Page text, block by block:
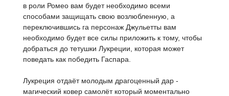
в роли Ромео вам будет необходимо всеми
способами защищать свою возлюбленную, а
переключившись га персонаж Джульетты вам
необходимо будет все силы приложить к тому, чтобы
добраться до тетушки Лукреции, которая может
поведать как победить Гаспара.
Лукреция отдаёт молодым драгоценный дар -
магический ковер самолёт который моментально